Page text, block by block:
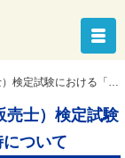
受験」の施行可能日時について
売士）検定試験
ついて